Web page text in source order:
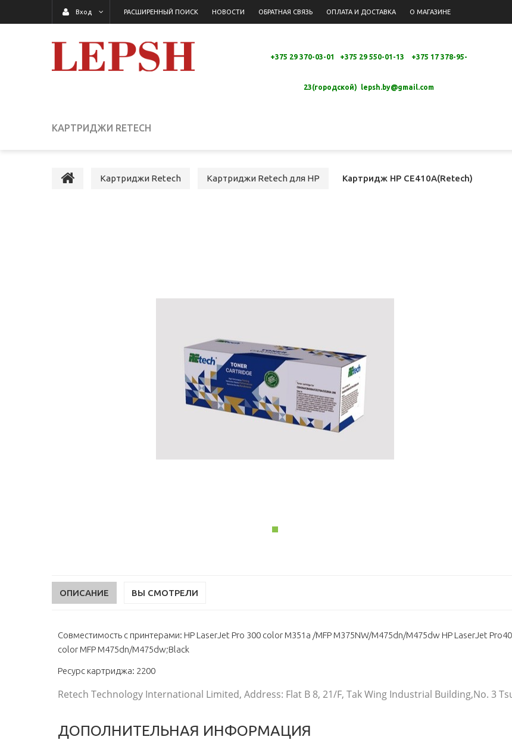
Вход РАСШИРЕННЫЙ ПОИСК НОВОСТИ ОБРАТНАЯ СВЯЗЬ ОПЛАТА И ДОСТАВКА О МАГАЗИНЕ
+375 29 370-03-01 +375 29 550-01-13 +375 17 378-95-
23(городской) lepsh.by@gmail.com
КАРТРИДЖИ RETECH
Картриджи Retech Картриджи Retech для HP Картридж HP CE410A(Retech)
ОПИСАНИЕ ВЫ СМОТРЕЛИ
Совместимость с принтерами: HP LaserJet Pro 300 color M351a /MFP M375NW/M475dn/M475dw HP LaserJet
color MFP M475dn/M475dw;Black
Ресурс картриджа: 2200
Retech Technology International Limited, Address: Flat B 8, 21/F, Tak Wing Industrial Building,No. 3
ДОПОЛНИТЕЛЬНАЯ ИНФОРМАЦИЯ